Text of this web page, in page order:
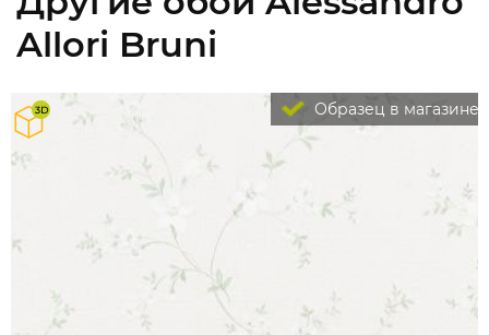
Allori Bruni
Образец в магазине